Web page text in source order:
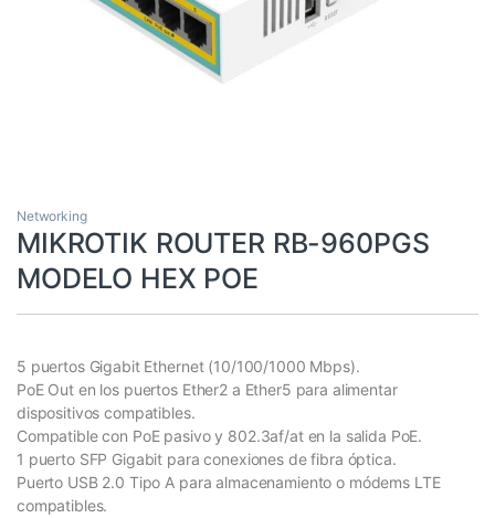
Networking
MIKROTIK ROUTER RB-960PGS
MODELO HEX POE
5 puertos Gigabit Ethernet (10/100/1000 Mbps).
PoE Out en los puertos Ether2 a Ether5 para alimentar
dispositivos compatibles.
Compatible con PoE pasivo y 802.3af/at en la salida PoE.
1 puerto SFP Gigabit para conexiones de fibra óptica.
Puerto USB 2.0 Tipo A para almacenamiento o módems LTE
compatibles.